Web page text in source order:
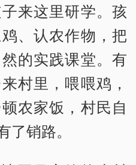
来这里研学。孩
、认农作物，把
的实践课堂。有
村里，喂喂鸡，
农家饭，村民自
销路。